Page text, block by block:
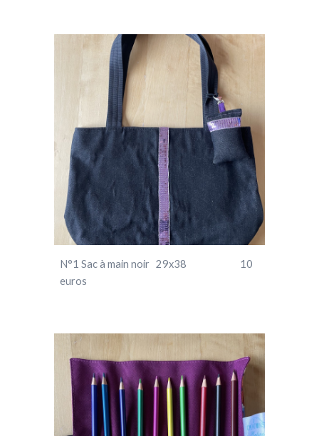
N°1 Sac à main noir 29x38 10
euros